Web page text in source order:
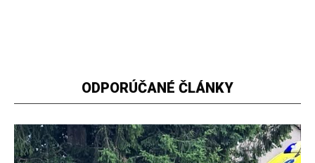
ODPORÚČANÉ ČLÁNKY